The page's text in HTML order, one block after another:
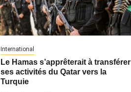
International
Le Hamas s’apprêterait à transférer
ses activités du Qatar vers la
Turquie